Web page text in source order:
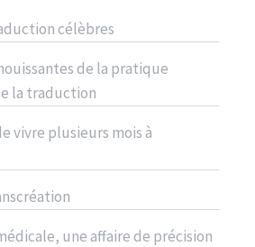
célèbres
de la pratique
la traduction
vivre plusieurs mois à
une affaire de précision